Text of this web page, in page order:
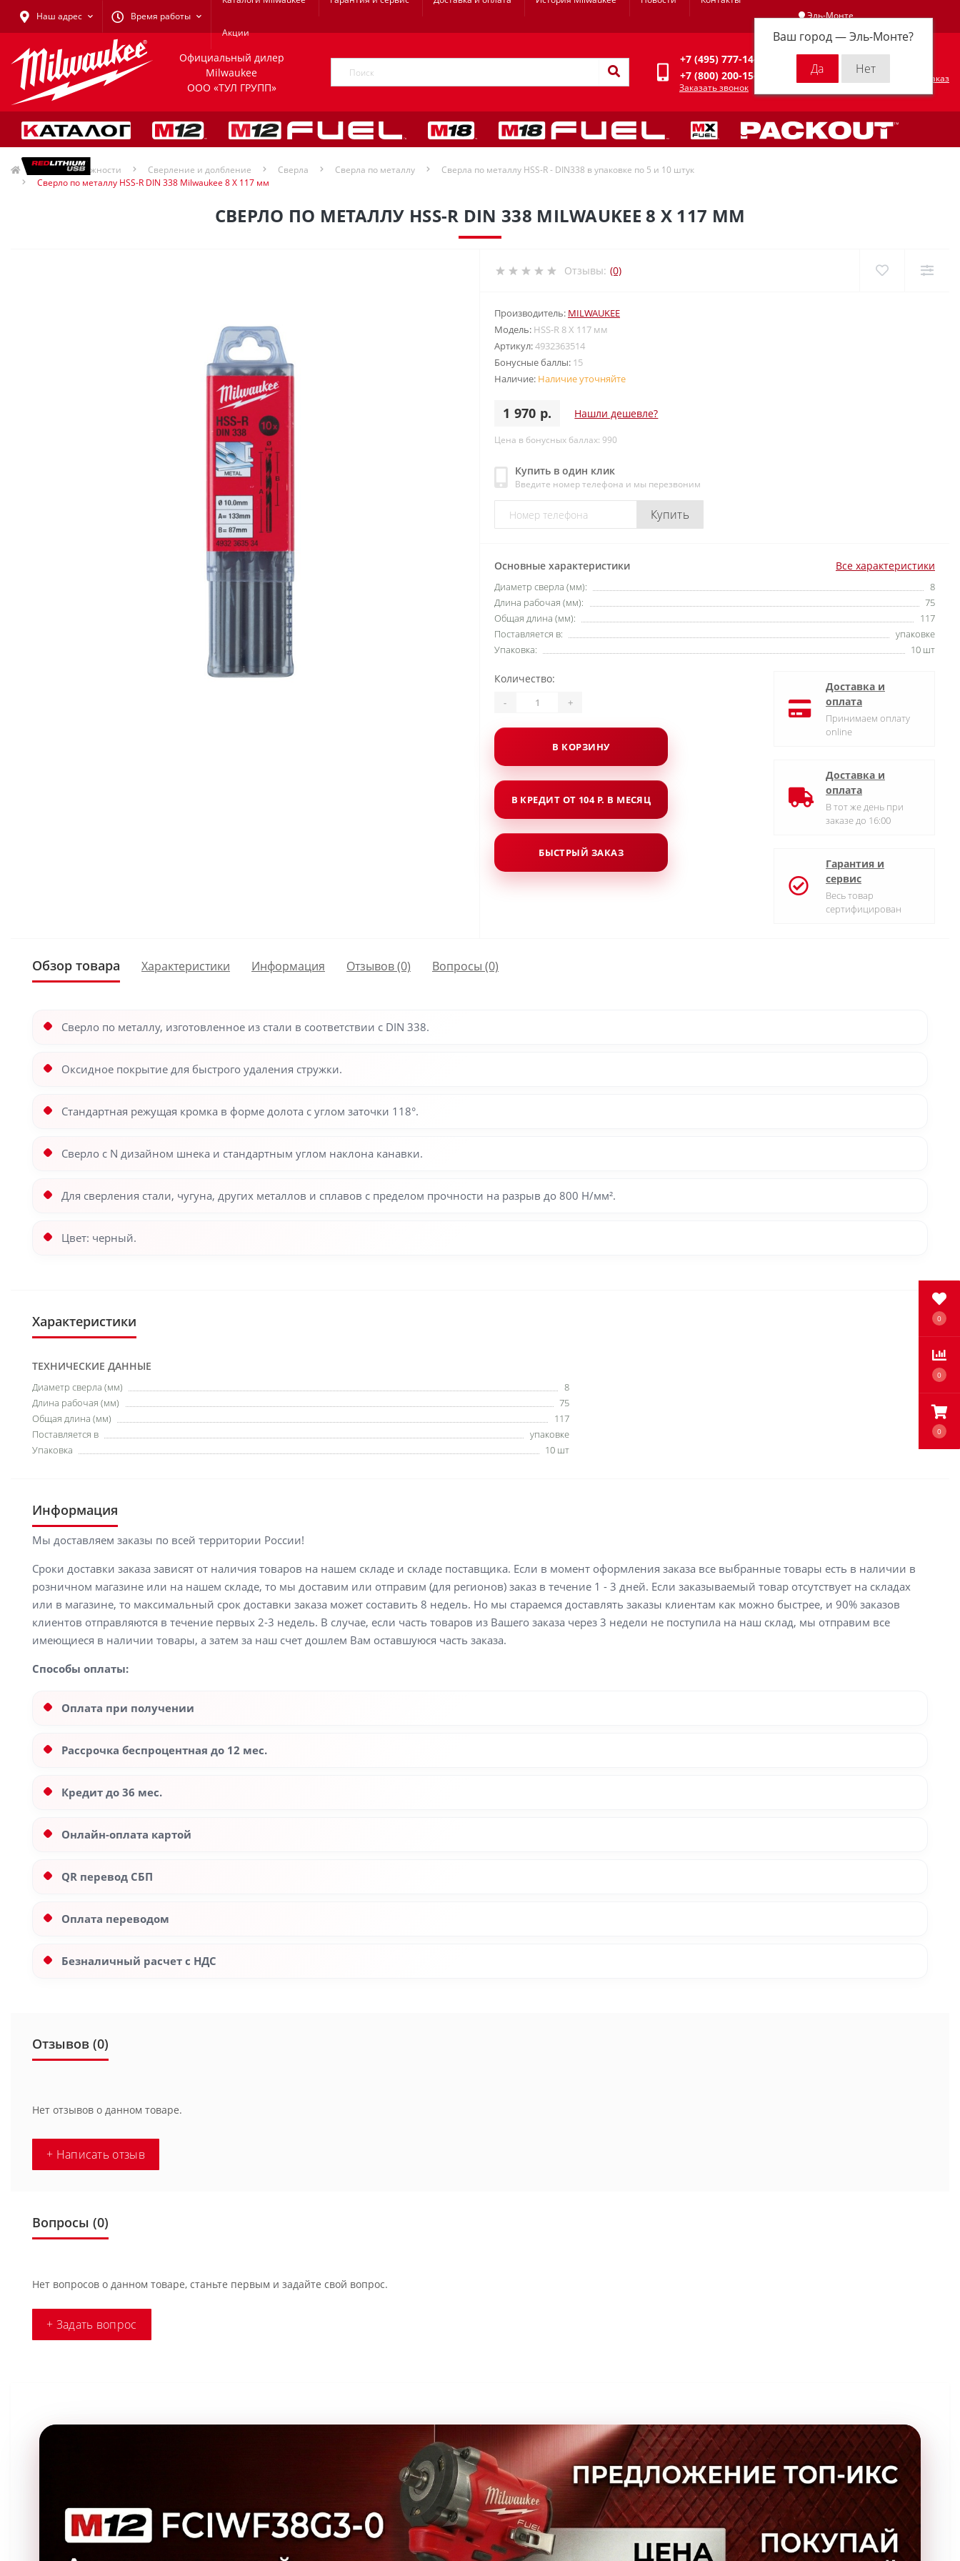
0
0
0
Наш адрес Время работы
Акции
Эль-Монте
Ваш город —Эль-Монте?
Личный кабинет
Официальный дилер
Milwaukee
ООО «ТУЛ ГРУПП»
+7 (495) 777-14-94
+7 (800) 200-15-94
Заказать звонок
Оформить заказ
Принадлежности Сверление и долбление Сверла Сверла по металлу
Сверла по металлу HSS-R - DIN338 в упаковке по 5 и 10 штук
Сверло по металлу HSS-R DIN 338 Milwaukee 8 X 117 мм
СВЕРЛО ПО МЕТАЛЛУ HSS-R DIN 338 MILWAUKEE 8 X 117 ММ
Отзывы: (0)
Производитель: MILWAUKEE
Модель: HSS-R 8 X 117 мм
Артикул:4932363514
Бонусные баллы: 15
Наличие: Наличие уточняйте
1 970 р. Нашли дешевле?
Цена в бонусных баллах: 990
Купить в один клик
Введите номер телефона и мы перезвоним
Купить
Основные характеристики Все характеристики
Диаметр сверла (мм):
8
Длина рабочая (мм):
75
Общая длина (мм):
117
Поставляется в:
упаковке
Упаковка:
10 шт
Количество:
- +
В КОРЗИНУ
В КРЕДИТ ОТ 104 Р. В МЕСЯЦ
БЫСТРЫЙ ЗАКАЗ
Доставка и
оплата
Принимаем оплату
online
Доставка и
оплата
В тот же день при
заказе до 16:00
Гарантия и
сервис
Весь товар
сертифицирован
Обзор товара Характеристики Информация Отзывов (0) Вопросы (0)
Сверло по металлу, изготовленное из стали в соответствии с DIN 338.
Оксидное покрытие для быстрого удаления стружки.
Стандартная режущая кромка в форме долота с углом заточки 118°.
Сверло с N дизайном шнека и стандартным углом наклона канавки.
Для сверления стали, чугуна, других металлов и сплавов с пределом прочности на разрыв до 800 Н/мм².
Цвет: черный.
Характеристики
ТЕХНИЧЕСКИЕ ДАННЫЕ
Диаметр сверла (мм)
8
Длина рабочая (мм)
75
Общая длина (мм)
117
Поставляется в
упаковке
Упаковка
10 шт
Информация
Мы доставляем заказы по всей территории России!
Сроки доставки заказа зависят от наличия товаров на нашем складе и складе поставщика. Если в момент оформления заказа все выбранные товары есть в наличии в
розничном магазине или на нашем складе, то мы доставим или отправим (для регионов) заказ в течение 1 - 3 дней. Если заказываемый товар отсутствует на складах
или в магазине, то максимальный срок доставки заказа может составить 8 недель. Но мы стараемся доставлять заказы клиентам как можно быстрее, и 90% заказов
клиентов отправляются в течение первых 2-3 недель. В случае, если часть товаров из Вашего заказа через 3 недели не поступила на наш склад, мы отправим все
имеющиеся в наличии товары, а затем за наш счет дошлем Вам оставшуюся часть заказа.
Способы оплаты:
Оплата при получении
Рассрочка беспроцентная до 12 мес.
Кредит до 36 мес.
Онлайн-оплата картой
QR перевод СБП
Оплата переводом
Безналичный расчет с НДС
Отзывов (0)
Нет отзывов о данном товаре.
+ Написать отзыв
Вопросы (0)
Нет вопросов о данном товаре, станьте первым и задайте свой вопрос.
+ Задать вопрос